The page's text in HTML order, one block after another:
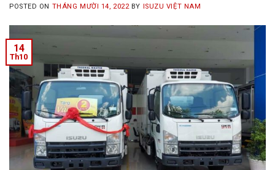
POSTED ON THÁNG MƯỜI 14, 2022 BY ISUZU VIỆT NAM
14
Th10